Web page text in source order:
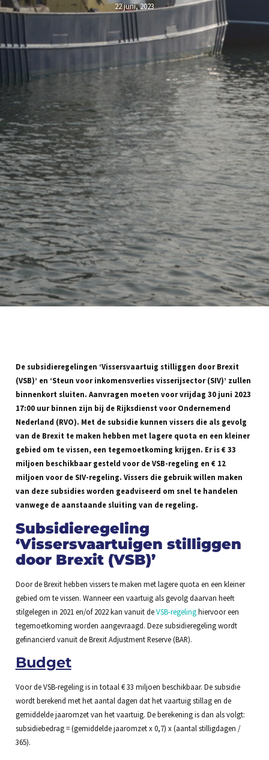
22 juni, 2023
De subsidieregelingen ‘Vissersvaartuig stilliggen door Brexit
(VSB)’ en ‘Steun voor inkomensverlies visserijsector (SIV)’ zullen
binnenkort sluiten. Aanvragen moeten voor vrijdag 30 juni 2023
17:00 uur binnen zijn bij de Rijksdienst voor Ondernemend
Nederland (RVO). Met de subsidie kunnen vissers die als gevolg
van de Brexit te maken hebben met lagere quota en een kleiner
gebied om te vissen, een tegemoetkoming krijgen. Er is € 33
miljoen beschikbaar gesteld voor de VSB-regeling en € 12
miljoen voor de SIV-regeling. Vissers die gebruik willen maken
van deze subsidies worden geadviseerd om snel te handelen
vanwege de aanstaande sluiting van de regeling.
Subsidieregeling
‘Vissersvaartuigen stilliggen
door Brexit (VSB)’
Door de Brexit hebben vissers te maken met lagere quota en een kleiner
gebied om te vissen. Wanneer een vaartuig als gevolg daarvan heeft
stilgelegen in 2021 en/of 2022 kan vanuit deVSB-regelinghiervoor een
tegemoetkoming worden aangevraagd. Deze subsidieregeling wordt
gefinancierd vanuit de Brexit Adjustment Reserve (BAR).
Budget
Voor de VSB-regeling is in totaal € 33 miljoen beschikbaar. De subsidie
wordt berekend met het aantal dagen dat het vaartuig stillag en de
gemiddelde jaaromzet van het vaartuig. De berekening is dan als volgt:
subsidiebedrag = (gemiddelde jaaromzet x 0,7) x (aantal stilligdagen /
365).